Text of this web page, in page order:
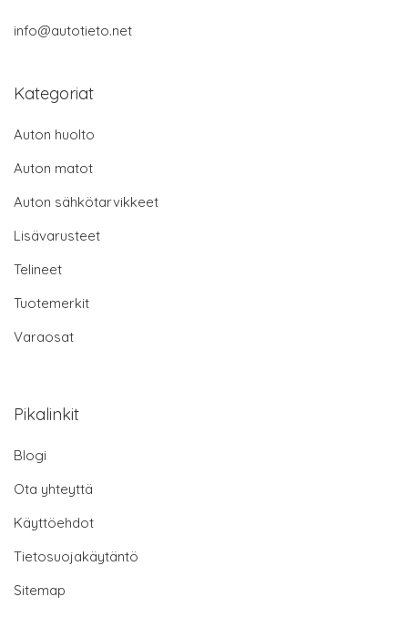
info@autotieto.net
Kategoriat
Auton huolto
Auton matot
Auton sähkötarvikkeet
Lisävarusteet
Telineet
Tuotemerkit
Varaosat
Pikalinkit
Blogi
Ota yhteyttä
Käyttöehdot
Tietosuojakäytäntö
Sitemap